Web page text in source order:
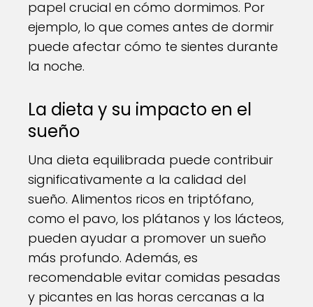
papel crucial en cómo dormimos. Por
ejemplo, lo que comes antes de dormir
puede afectar cómo te sientes durante
la noche.
La dieta y su impacto en el
sueño
Una dieta equilibrada puede contribuir
significativamente a la calidad del
sueño. Alimentos ricos en triptófano,
como el pavo, los plátanos y los lácteos,
pueden ayudar a promover un sueño
más profundo. Además, es
recomendable evitar comidas pesadas
y picantes en las horas cercanas a la